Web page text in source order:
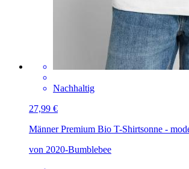
Nachhaltig
27,99 €
Männer Premium Bio T-Shirtsonne -
von 2020-Bumblebee